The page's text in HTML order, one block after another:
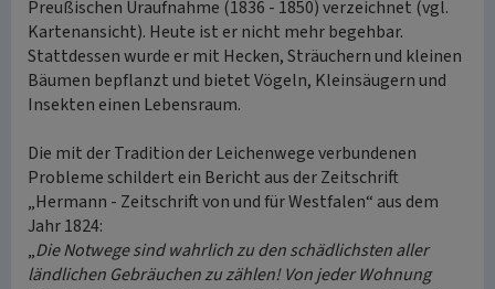
Preußischen Uraufnahme (1836 - 1850) verzeichnet (vgl.
Kartenansicht). Heute ist er nicht mehr begehbar.
Stattdessen wurde er mit Hecken, Sträuchern und kleinen
Bäumen bepflanzt und bietet Vögeln, Kleinsäugern und
Insekten einen Lebensraum.
Die mit der Tradition der Leichenwege verbundenen
Probleme schildert ein Bericht aus der Zeitschrift
„Hermann - Zeitschrift von und für Westfalen“ aus dem
Jahr 1824:
„Die Notwege sind wahrlich zu den schädlichsten aller
ländlichen Gebräuchen zu zählen! Von jeder Wohnung